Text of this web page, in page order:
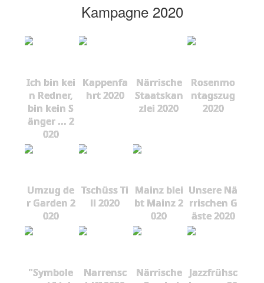
Kampagne 2020
Ich bin kei
n Redner,
bin kein S
änger ... 2
020
Kappenfa
hrt 2020
Närrische
Staatskan
zlei 2020
Rosenmo
ntagszug
2020
Umzug de
r Garden 2
020
Tschüss Ti
ll 2020
Mainz blei
bt Mainz 2
020
Unsere Nä
rrischen G
äste 2020
"Symbole
Narrensc
Närrische Jazzfrühsc